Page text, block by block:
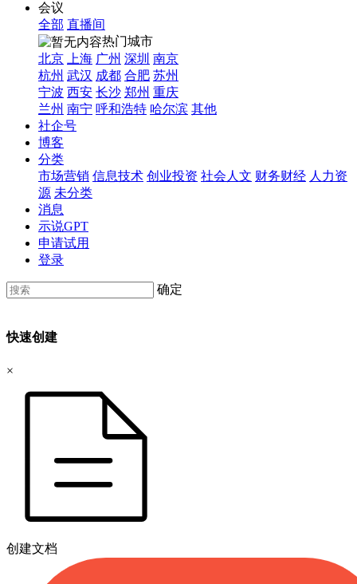
会议
全部 直播间
热门城市
北京
上海 广州 深圳 南京
杭州 武汉 成都 合肥 苏州
宁波 西安 长沙 郑州 重庆
兰州 南宁 呼和浩特 哈尔滨 其他
社企号
博客
分类
市场营销 信息技术 创业投资 社会人文 财务财经 人力资
源 未分类
消息
示说GPT
申请试用
登录
确定
快速创建
×
创建文档